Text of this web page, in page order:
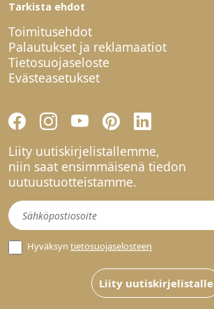
Tarkista ehdot
Toimitusehdot
Palautukset ja reklamaatiot
Tietosuojaseloste
Evästeasetukset
Liity uutiskirjelistallemme,
niin saat ensimmäisenä tiedon
uutuustuotteistamme.
Uutiskirje
Hyväksyn tietosuojaselosteen
Liity uutiskirjelistalle